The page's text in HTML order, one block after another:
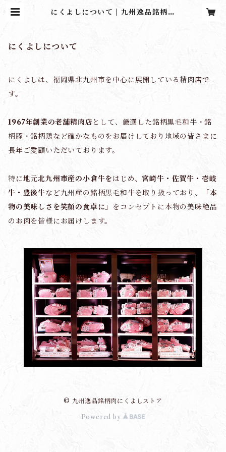
にくよしについて | 九州逸品銘柄肉
にくよしについて
にくよしは、福岡県北九州市を中心に展開している精肉店で
す。
1967年創業の老舗精肉店 として、厳選した銘柄黒毛和牛・銘
柄豚・銘柄鶏など確かなものをお届けしており地域の皆さまに
長年ご愛顧いただいております。
特に地元北九州市産の小倉牛をはじめ、宮崎牛・佐賀牛・壱岐
牛・豊後牛など九州産の銘柄黒毛和牛を取り扱っており、
「本
物の美味しさを笑顔の食卓に」 をコンセプトに本物の美味絶品
のお肉を皆様にお届けします。
© 九州逸品銘柄肉にくよしストア
Powered by